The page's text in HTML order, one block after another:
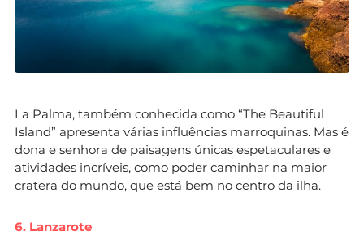
La Palma, também conhecida como “The Beautiful
Island” apresenta várias influências marroquinas. Mas é
dona e senhora de paisagens únicas espetaculares e
atividades incríveis, como poder caminhar na maior
cratera do mundo, que está bem no centro da ilha.
6. Lanzarote